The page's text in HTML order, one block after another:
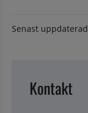
Senast uppdaterad
Kontakt